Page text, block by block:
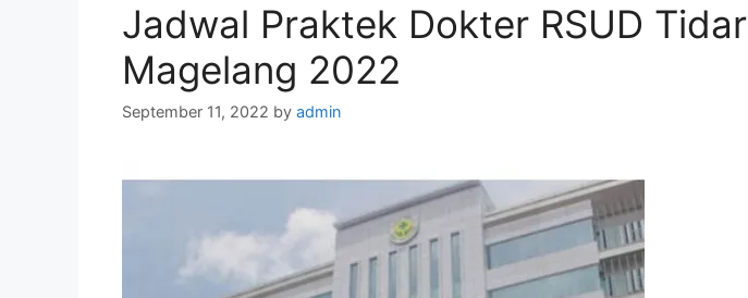
Jadwal Praktek Dokter RSUD Tidar
Magelang 2022
September 11, 2022 by admin